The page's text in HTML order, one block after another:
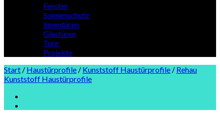
Fenster
Sonnenschutz
Innentüren
Glastüren
Tore
Projekte
Start / Haustürprofile / Kunststoff Haustürprofile / Rehau
Kunststoff Haustürprofile